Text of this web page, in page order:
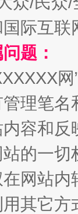
际互
题：
理笔
内容和
的一
网站
其它